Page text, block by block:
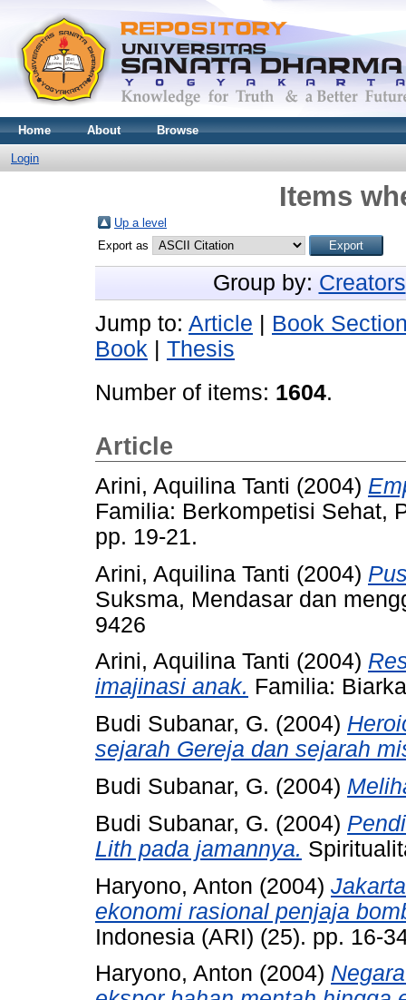
Home About Browse
Login
Items
Up a level
Export as
Group by: Creators
Jump to: Article
Book
Book
Thesis
Number of items: 1604.
Article
Arini, Aquilina Tanti (2004)
Familia: Berkompetisi Sehat,
pp. 19-21.
Arini, Aquilina Tanti (2004)
Suksma, Mendasar dan
9426
Arini, Aquilina Tanti (2004)
imajinasi anak. Familia:
Budi Subanar, G. (2004)
sejarah Gereja dan sejarah
Budi Subanar, G. (2004)
Budi Subanar, G. (2004)
Lith pada jamannya.
Haryono, Anton (2004)
ekonomi rasional penjaja
Indonesia (ARI) (25). pp. 16-
Haryono, Anton (2004)